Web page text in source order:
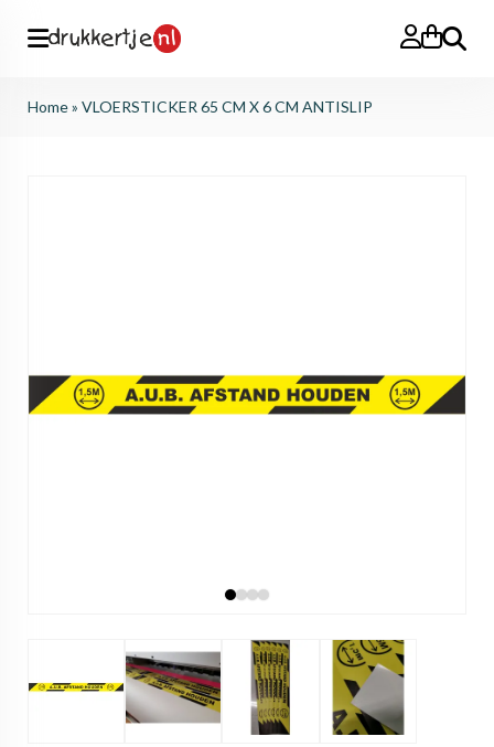
Search
Home» VLOERSTICKER 65 CM X 6 CM ANTISLIP